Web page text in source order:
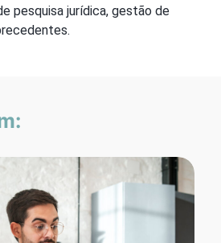
pesquisa jurídica, gestão de